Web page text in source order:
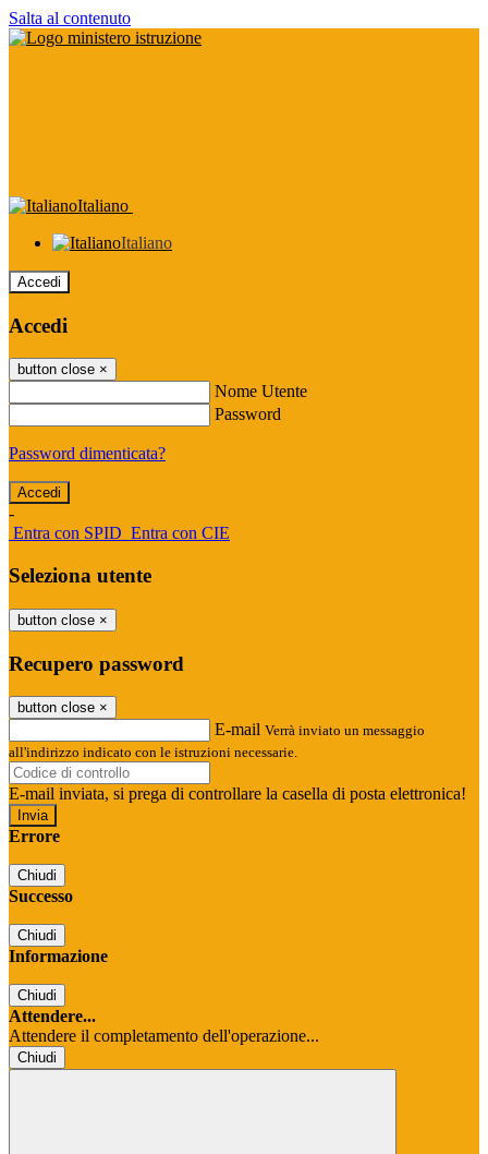
Salta al contenuto
Italiano
Italiano
Accedi
Accedi
button close ×
Nome Utente
Password
Password dimenticata?
-
Entra con SPID Entra con CIE
Seleziona utente
button close ×
Recupero password
button close ×
E-mail Verrà inviato un messaggio
all'indirizzo indicato con le istruzioni necessarie.
E-mail inviata, si prega di controllare la casella di posta elettronica!
Errore
Chiudi
Successo
Chiudi
Informazione
Chiudi
Attendere...
Attendere il completamento dell'operazione...
Chiudi